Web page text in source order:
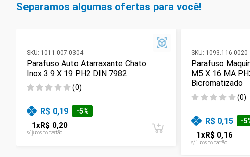
Separamos algumas ofertas para você!
SKU: 1011.007.0304
Parafuso Auto Atarraxante Chato
Inox 3.9 X 19 PH2 DIN 7982
(0)
R$ 0,19 -5%
1xR$ 0,20
s/ juros no cartão
SKU: 1093.116.0020
Parafuso
M5 X 16 MA
Bicromatizado
(0)
R$ 0,15 -5
1xR$ 0,16
s/ juros no cartão